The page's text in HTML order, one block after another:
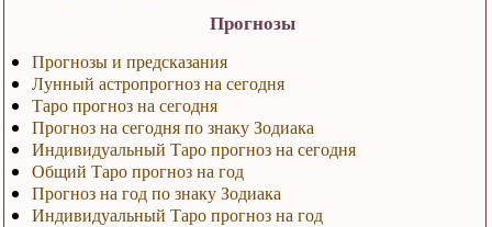
Прогнозы
Прогнозы и предсказания
Лунный астропрогноз на сегодня
Таро прогноз на сегодня
Прогноз на сегодня по знаку Зодиака
Индивидуальный Таро прогноз на сегодня
Общий Таро прогноз на год
Прогноз на год по знаку Зодиака
Индивидуальный Таро прогноз на год